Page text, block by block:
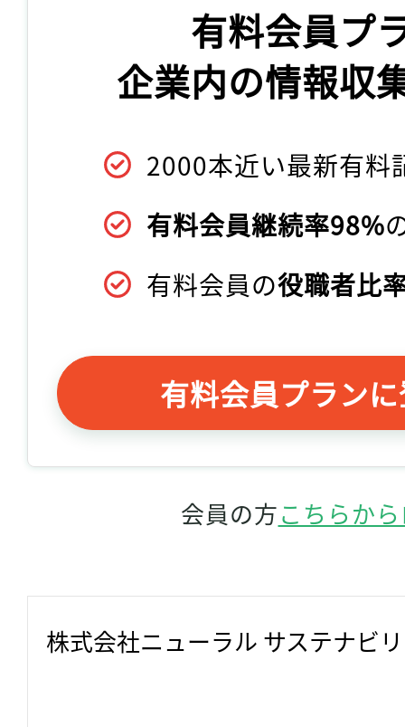
有料会員プ
企業内の情報収
2000本近い最新有料
有料会員継続率98%
有料会員の役職者比
有料会員プラン
会員の方こちらか
株式会社ニューラル サステナビ